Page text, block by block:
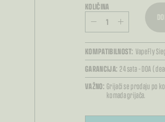
KOLIČINA
KOMPATIBILNOST: VapeFly
GARANCIJA: 24 sata – DOA (
VAŽNO: Grijači se prodaju po
komada grijača.